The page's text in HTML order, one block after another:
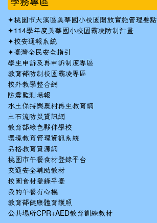
✦桃園市大溪區美華國小校園開放實施管理要點
✦114學年度美華國小校園霸凌防制計畫
✦校安通報系統
✦臺灣全民安全指引
學生申訴及再申訴制度專區
教育部防制校園霸凌專區
校外教學整合網
防震監測填報
水土保持與農村再生教育網
土石流防災資訊網
教育部綠色夥伴學校
環境教育管理資訊系統
品格教育資源網
桃園市午餐食材登錄平台
交通安全輔助教材
校園食材登錄平臺
我的午餐有心機
教育部健康體育護照
公共場所CPR+AED教育訓練教材